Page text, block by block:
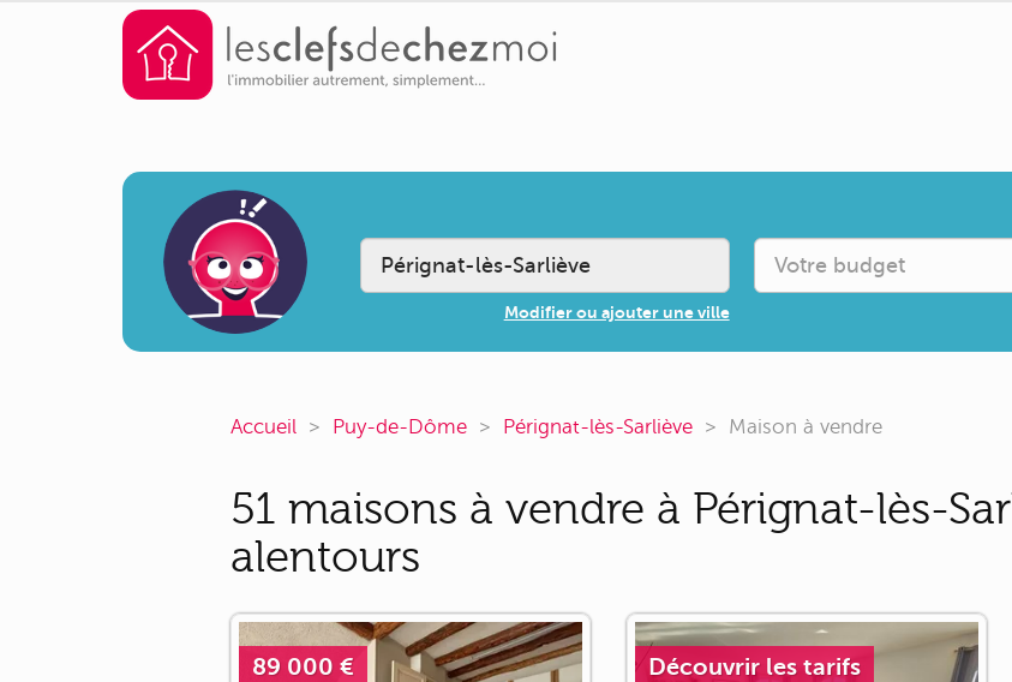
Modifier ou ajouter une ville
Accueil Puy-de-Dôme Pérignat-lès-Sarliève Maison à vendre
51 maisons à vendre à Pérignat-lès-
alentours
89 000 € Découvrir les tarifs